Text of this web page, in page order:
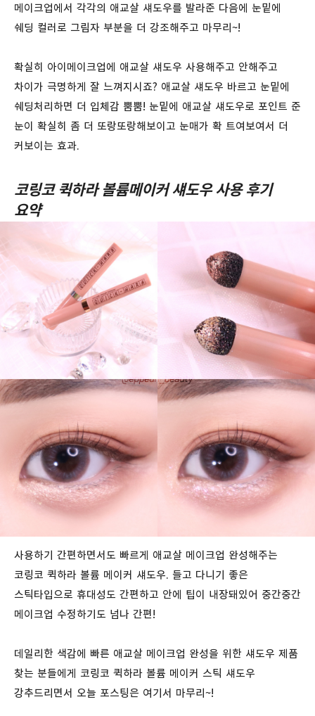
메이크업에서 각각의 애교살 섀도우를 발라준 다음에 눈밑에
쉐딩 컬러로 그림자 부분을 더 강조해주고 마무리~!
확실히 아이메이크업에 애교살 섀도우 사용해주고 안해주고
차이가 극명하게 잘 느껴지시죠? 애교살 섀도우 바르고 눈밑에
쉐딩처리하면 더 입체감 뿜뿜! 눈밑에 애교살 섀도우로 포인트 준
눈이 확실히 좀 더 또랑또랑해보이고 눈매가 확 트여보여서 더
커보이는 효과.
코링코 퀵하라 볼륨메이커 섀도우 사용 후기
요약
사용하기 간편하면서도 빠르게 애교살 메이크업 완성해주는
코링코 퀵하라 볼륨 메이커 섀도우. 들고 다니기 좋은
스틱타입으로 휴대성도 간편하고 안에 팁이 내장돼있어 중간중간
메이크업 수정하기도 넘나 간편!
데일리한 색감에 빠른 애교살 메이크업 완성을 위한 섀도우 제품
찾는 분들에게 코링코 퀵하라 볼륨 메이커 스틱 섀도우
강추드리면서 오늘 포스팅은 여기서 마무리~!